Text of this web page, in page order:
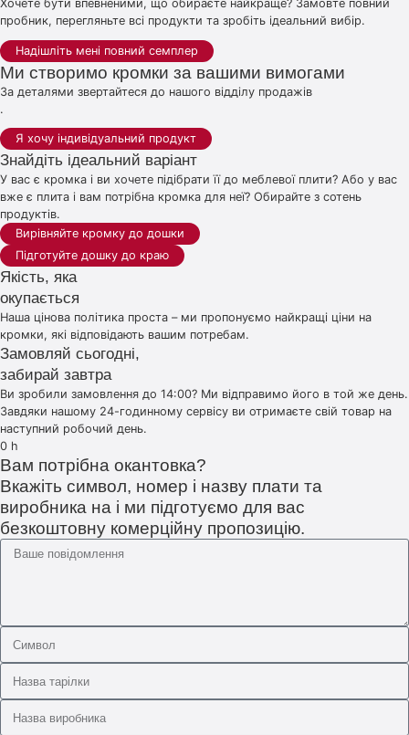
Хочете бути впевненими, що обираєте найкраще? Замовте повний
пробник, перегляньте всі продукти та зробіть ідеальний вибір.
Надішліть мені повний семплер
Ми створимо кромки за вашими вимогами
За деталями звертайтеся до нашого відділу продажів
.
Я хочу індивідуальний продукт
Знайдіть ідеальний варіант
У вас є кромка і ви хочете підібрати її до меблевої плити? Або у вас
вже є плита і вам потрібна кромка для неї? Обирайте з сотень
продуктів.
Вирівняйте кромку до дошки
Підготуйте дошку до краю
Якість, яка
окупається
Наша цінова політика проста – ми пропонуємо найкращі ціни на
кромки, які відповідають вашим потребам.
Замовляй сьогодні,
забирай завтра
Ви зробили замовлення до 14:00? Ми відправимо його в той же день.
Завдяки нашому 24-годинному сервісу ви отримаєте свій товар на
наступний робочий день.
0 h
Вам потрібна окантовка?
Вкажіть символ, номер і назву плати та
виробника на і ми підготуємо для вас
безкоштовну комерційну пропозицію.